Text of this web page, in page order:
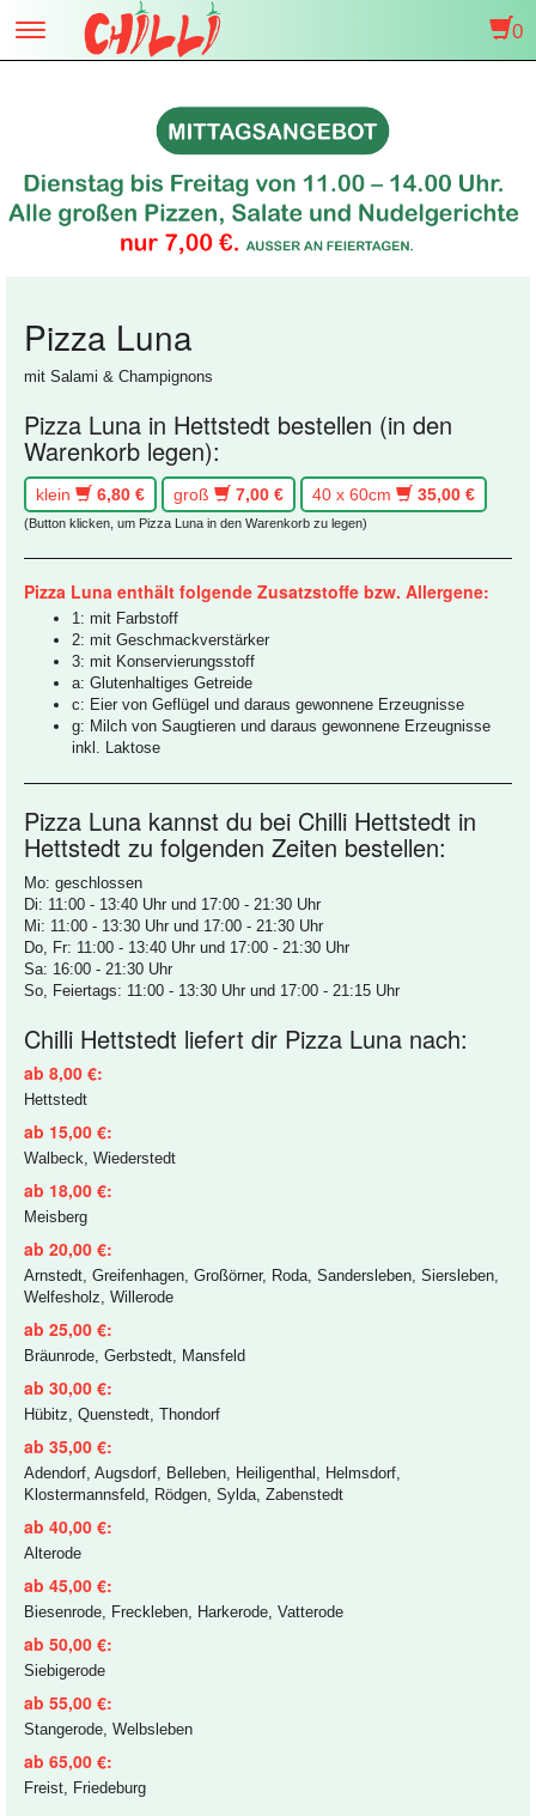
Toggle
navigation
0
Pizza Luna
mit Salami & Champignons
Pizza Luna in Hettstedt bestellen (in den
Warenkorb legen):
klein 6,80 € groß 7,00 € 40 x 60cm 35,00 €
(Button klicken, um Pizza Luna in den Warenkorb zu legen)
Pizza Luna enthält folgende Zusatzstoffe bzw. Allergene:
1: mit Farbstoff
2: mit Geschmackverstärker
3: mit Konservierungsstoff
a: Glutenhaltiges Getreide
c: Eier von Geflügel und daraus gewonnene Erzeugnisse
g: Milch von Saugtieren und daraus gewonnene Erzeugnisse
inkl. Laktose
Pizza Luna kannst du bei Chilli Hettstedt in
Hettstedt zu folgenden Zeiten bestellen:
Mo: geschlossen
Di: 11:00 - 13:40 Uhr und 17:00 - 21:30 Uhr
Mi: 11:00 - 13:30 Uhr und 17:00 - 21:30 Uhr
Do, Fr: 11:00 - 13:40 Uhr und 17:00 - 21:30 Uhr
Sa: 16:00 - 21:30 Uhr
So, Feiertags: 11:00 - 13:30 Uhr und 17:00 - 21:15 Uhr
Chilli Hettstedt liefert dir Pizza Luna nach:
ab 8,00 €:
Hettstedt
ab 15,00 €:
Walbeck, Wiederstedt
ab 18,00 €:
Meisberg
ab 20,00 €:
Arnstedt, Greifenhagen, Großörner, Roda, Sandersleben, Siersleben,
Welfesholz, Willerode
ab 25,00 €:
Bräunrode, Gerbstedt, Mansfeld
ab 30,00 €:
Hübitz, Quenstedt, Thondorf
ab 35,00 €:
Adendorf, Augsdorf, Belleben, Heiligenthal, Helmsdorf,
Klostermannsfeld, Rödgen, Sylda, Zabenstedt
ab 40,00 €:
Alterode
ab 45,00 €:
Biesenrode, Freckleben, Harkerode, Vatterode
ab 50,00 €:
Siebigerode
ab 55,00 €:
Stangerode, Welbsleben
ab 65,00 €:
Freist, Friedeburg